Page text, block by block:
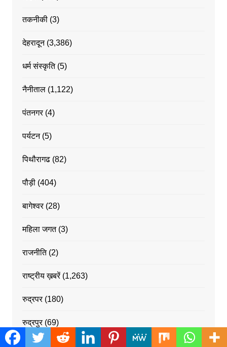
तकनीकी(3)
देहरादून(3,386)
धर्म संस्कृति(5)
नैनीताल(1,122)
पंतनगर(4)
पर्यटन(5)
पिथौरागढ(82)
पौड़ी(404)
बागेश्वर(28)
महिला जगत(3)
राजनीति(2)
राष्ट्रीय ख़बरें(1,263)
रुद्रपर(180)
रुद्रपुर(69)